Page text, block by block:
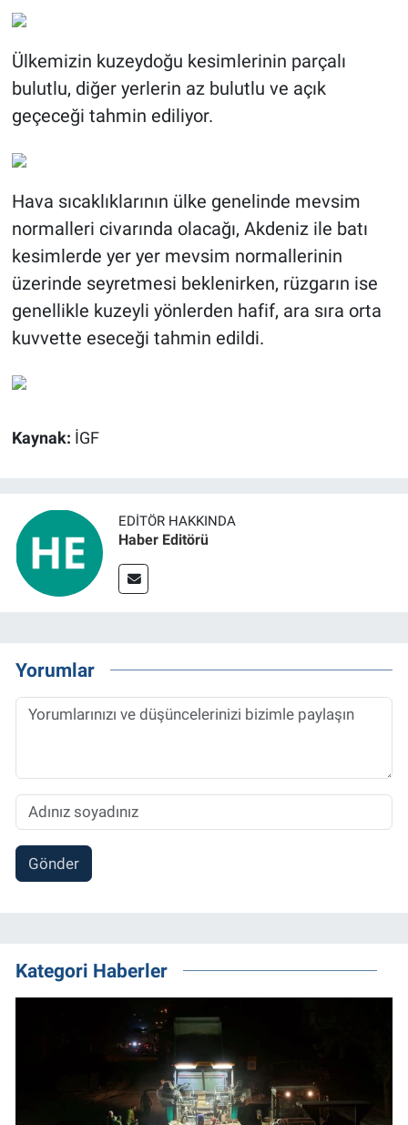
Ülkemizin kuzeydoğu kesimlerinin parçalı
bulutlu, diğer yerlerin az bulutlu ve açık
geçeceği tahmin ediliyor.
Hava sıcaklıklarının ülke genelinde mevsim
normalleri civarında olacağı, Akdeniz ile batı
kesimlerde yer yer mevsim normallerinin
üzerinde seyretmesi beklenirken, rüzgarın ise
genellikle kuzeyli yönlerden hafif, ara sıra orta
kuvvette eseceği tahmin edildi.
Kaynak: İGF
EDITÖR HAKKINDA
Haber Editörü
Yorumlar
Gönder
Kategori Haberler